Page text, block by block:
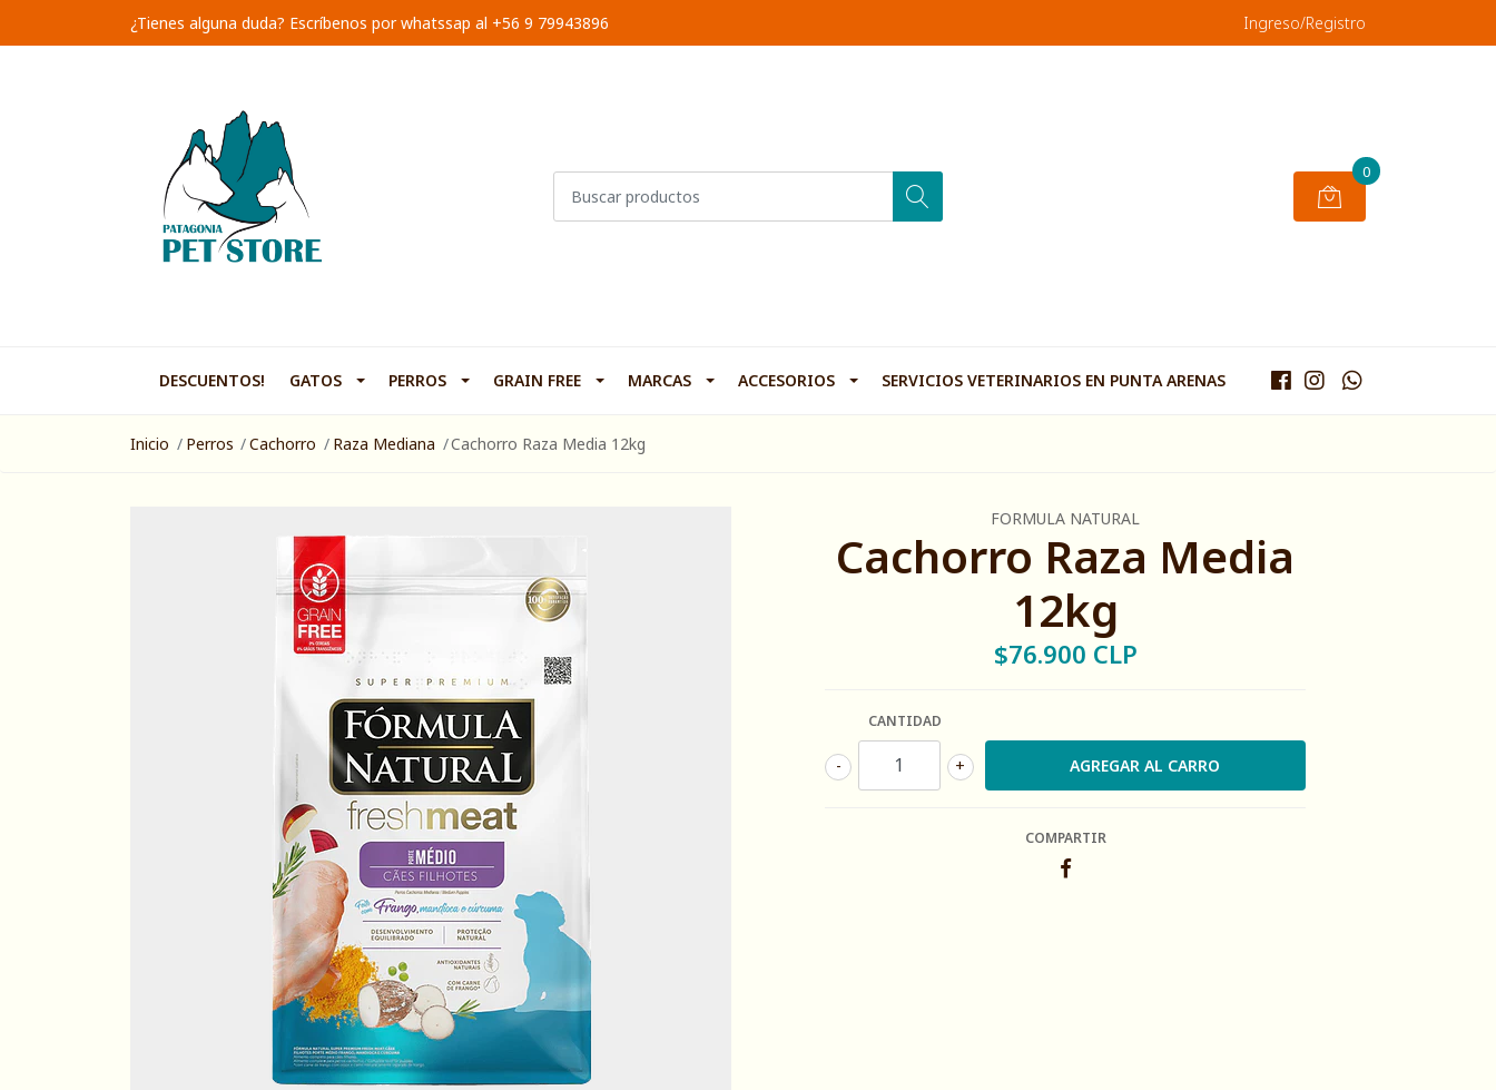
¿Tienes alguna duda? Escríbenos por whatssap al +56 9 79943896 Ingreso/Registro
0
DESCUENTOS! GATOS PERROS GRAIN FREE MARCAS ACCESORIOS SERVICIOS VETERINARIOS EN PUNTA ARENAS
Inicio Perros Cachorro Raza Mediana Cachorro Raza Media 12kg
FORMULA NATURAL
Cachorro Raza Media
12kg
$76.900 CLP
CANTIDAD
+
-
COMPARTIR